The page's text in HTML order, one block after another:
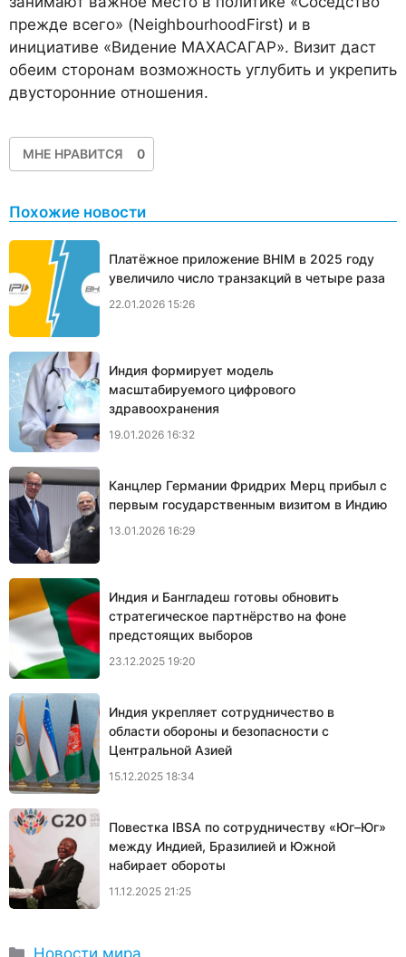
прежде всего» (NeighbourhoodFirst) и в
инициативе «Видение МАХАСАГАР». Визит даст
обеим сторонам возможность углубить и укрепить
двусторонние отношения.
МНЕ НРАВИТСЯ 0
Похожие новости
Платёжное приложение BHIM в 2025 году
увеличило число транзакций в четыре раза
22.01.2026 15:26
Индия формирует модель
масштабируемого цифрового
здравоохранения
19.01.2026 16:32
Канцлер Германии Фридрих Мерц прибыл с
первым государственным визитом в Индию
13.01.2026 16:29
Индия и Бангладеш готовы обновить
стратегическое партнёрство на фоне
предстоящих выборов
23.12.2025 19:20
Индия укрепляет сотрудничество в
области обороны и безопасности с
Центральной Азией
15.12.2025 18:34
Повестка IBSA по сотрудничеству «Юг–Юг»
между Индией, Бразилией и Южной
набирает обороты
11.12.2025 21:25
Рубрики